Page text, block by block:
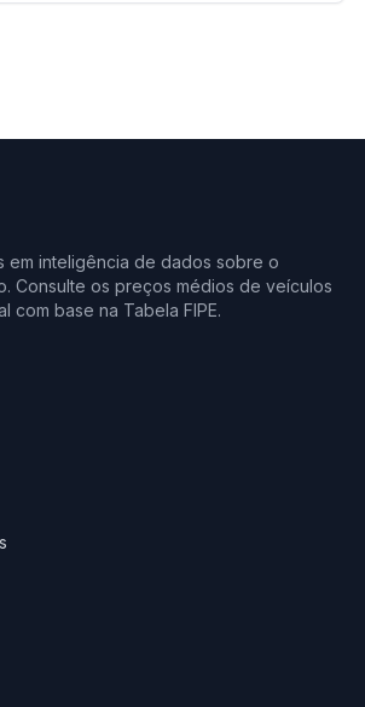
em inteligência de dados sobre o
Consulte os preços médios de veículos
com base na Tabela FIPE.